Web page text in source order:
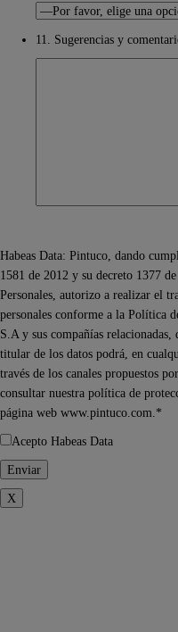
11. Sugerencias y
Habeas Data: Pintuco, dando
1581 de 2012 y su decreto 1377
Personales, autorizo a realizar el
personales conforme a la Política
S.A y sus compañías
titular de los datos podrá, en
través de los canales propuestos
consultar nuestra política de
página web www.pintuco.com.*
Acepto Habeas Data
X